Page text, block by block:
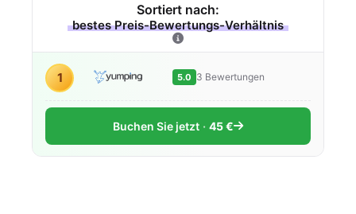
Sortiert nach:
bestes Preis-Bewertungs-Verhältnis
1 5.0 3 Bewertungen
Buchen Sie jetzt 45 €